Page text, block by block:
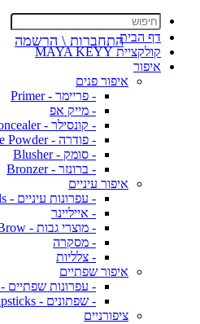
דף הבית
קולקציית MAYA KEYY
איפור
איפור פנים
- פריימר - Primer
- מייק אפ
- קונסילר - Concealer
- פודרה - Face Powder
- סומק - Blusher
- ברונזר - Bronzer
איפור עיניים
- עפרונות עיניים - Eye Pencils
- אייליינר
- מוצרי גבות - For Eye Brow
- מסקרה
- צלליות
איפור שפתיים
- עפרונות שפתיים - Lip Pencils
- שפתונים - Lipsticks
ציפורניים
התחברות \ הרשמה